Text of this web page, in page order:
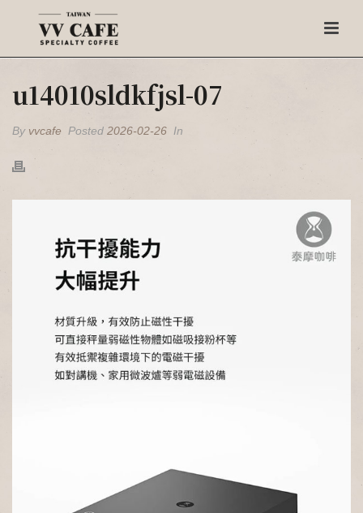
u14010sldkfjsl-07
By vvcafe Posted 2026-02-26 In